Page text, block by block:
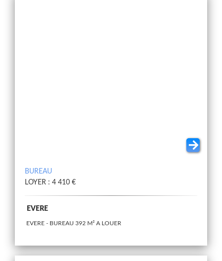
BUREAU
LOYER : 4 410 €
EVERE
EVERE - BUREAU 392 M² A LOUER